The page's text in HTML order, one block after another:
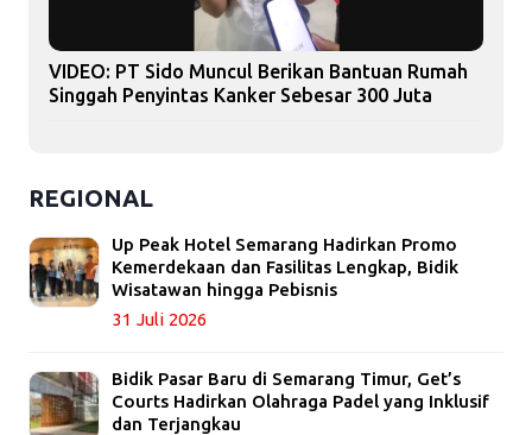
VIDEO: PT Sido Muncul Berikan Bantuan Rumah
Singgah Penyintas Kanker Sebesar 300 Juta
REGIONAL
Up Peak Hotel Semarang Hadirkan Promo
Kemerdekaan dan Fasilitas Lengkap, Bidik
Wisatawan hingga Pebisnis
31 Juli 2026
Bidik Pasar Baru di Semarang Timur, Get’s
Courts Hadirkan Olahraga Padel yang Inklusif
dan Terjangkau